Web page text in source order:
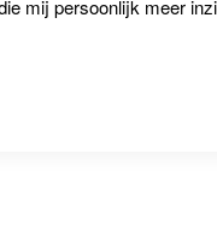
mij persoonlijk meer